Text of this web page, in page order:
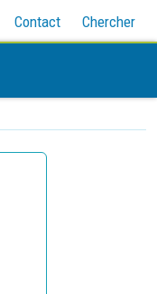
Contact Chercher